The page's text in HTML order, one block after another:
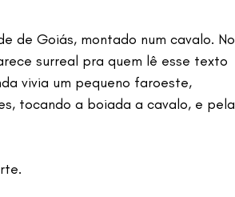
de Goiás, montado num cavalo. No
surreal pra quem lê esse texto
vivia um pequeno faroeste,
tocando a boiada a cavalo, e pela